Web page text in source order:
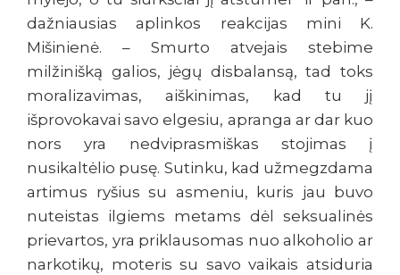
dažniausias aplinkos reakcijas mini K.
Mišinienė. – Smurto atvejais stebime
milžinišką galios, jėgų disbalansą, tad toks
moralizavimas, aiškinimas, kad tu jį
išprovokavai savo elgesiu, apranga ar dar kuo
nors yra nedviprasmiškas stojimas į
nusikaltėlio pusę. Sutinku, kad užmegzdama
artimus ryšius su asmeniu, kuris jau buvo
nuteistas ilgiems metams dėl seksualinės
prievartos, yra priklausomas nuo alkoholio ar
narkotikų, moteris su savo vaikais atsiduria